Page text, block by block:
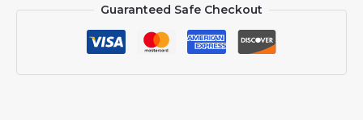
con
Guaranteed Safe Checkout